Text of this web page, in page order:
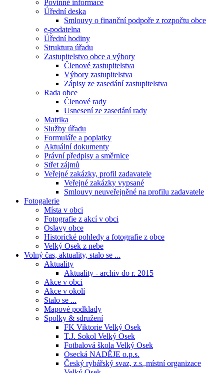
Povinné informace
Úřední deska
Smlouvy o finanční podpoře z rozpočtu obce
e-podatelna
Úřední hodiny
Struktura úřadu
Zastupitelstvo obce a výbory
Členové zastupitelstva
Výbory zastupitelstva
Zápisy ze zasedání zastupitelstva
Rada obce
Členové rady
Usnesení ze zasedání rady
Matrika
Služby úřadu
Formuláře a poplatky
Aktuální dokumenty
Právní předpisy a směrnice
Střet zájmů
Veřejné zakázky, profil zadavatele
Veřejné zakázky vypsané
Smlouvy neuveřejněné na profilu zadavatele
Fotogalerie
Místa v obci
Fotografie z akcí v obci
Oslavy obce
Historické pohledy a fotografie z obce
Velký Osek z nebe
Volný čas, aktuality, stalo se ...
Aktuality
Aktuality - archiv do r. 2015
Akce v obci
Akce v okolí
Stalo se ...
Mapové podklady
Spolky & sdružení
FK Viktorie Velký Osek
T.J. Sokol Velký Osek
Fotbalová škola Velký Osek
Osecká NADĚJE o.p.s.
Český rybářský svaz, z.s.,místní organizace